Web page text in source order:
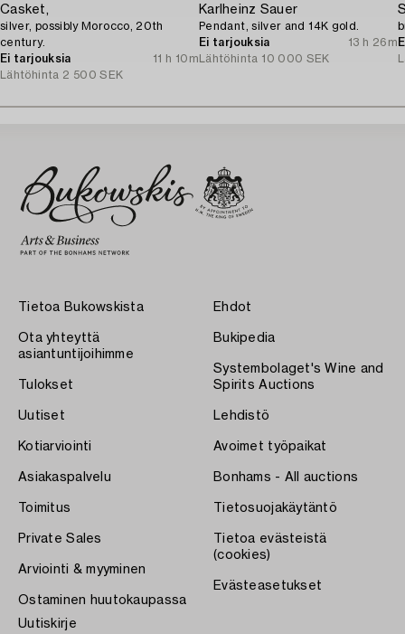
Casket,
silver, possibly Morocco, 20th
century.
Ei tarjouksia
11 h 10m
Lähtöhinta 2 500 SEK
Karlheinz Sauer
Pendant, silver and 14K gold.
Ei tarjouksia
13 h 26m
Lähtöhinta 10 000 SEK
Tietoa Bukowskista
Ota yhteyttä
asiantuntijoihimme
Tulokset
Uutiset
Kotiarviointi
Asiakaspalvelu
Toimitus
Private Sales
Arviointi & myyminen
Ostaminen huutokaupassa
Ehdot
Bukipedia
Systembolaget's Wine and
Spirits Auctions
Lehdistö
Avoimet työpaikat
Bonhams - All auctions
Tietosuojakäytäntö
Tietoa evästeistä
(cookies)
Evästeasetukset
Uutiskirje